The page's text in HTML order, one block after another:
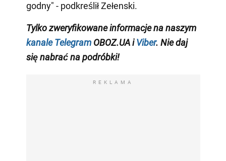
godny" - podkreślił Zełenski.
Tylko zweryfikowane informacje na naszym
kanale TelegramOBOZ.UA iViber. Nie daj
się nabrać na podróbki!
REKLAMA